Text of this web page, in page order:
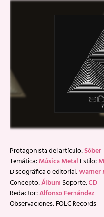
Protagonista del artículo:Sôber
Temática:Música Metal Estilo:
Discográfica o editorial:Warner
Concepto:Álbum Soporte:CD
Redactor:Alfonso Fernández
Observaciones: FOLC Records